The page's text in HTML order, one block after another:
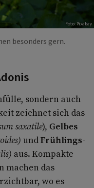
Foto: Pixabay
besonders gern.
sondern auch
zeichnet sich das
saxatile), Gelbes
undFrühlings-
aus. Kompakte
machen das
wo es